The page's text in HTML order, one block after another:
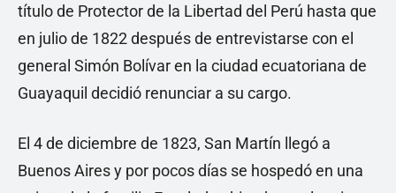
título de Protector de la Libertad del Perú hasta que
en julio de 1822 después de entrevistarse con el
general Simón Bolívar en la ciudad ecuatoriana de
Guayaquil decidió renunciar a su cargo.
El 4 de diciembre de 1823, San Martín llegó a
Buenos Aires y por pocos días se hospedó en una